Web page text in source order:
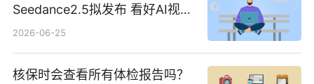
Seedance2.5拟发布 看好AI视频
创作工作流进一步提效
2026-06-25
核保时会查看所有体检报告吗？